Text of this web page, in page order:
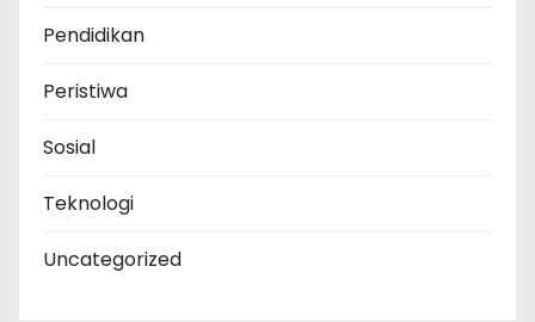
Pendidikan
Peristiwa
Sosial
Teknologi
Uncategorized